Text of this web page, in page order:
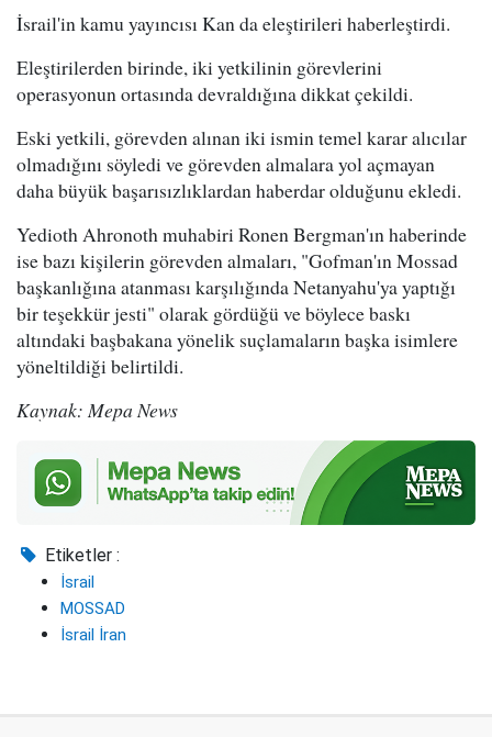
İsrail'in kamu yayıncısı Kan da eleştirileri haberleştirdi.
Eleştirilerden birinde, iki yetkilinin görevlerini
operasyonun ortasında devraldığına dikkat çekildi.
Eski yetkili, görevden alınan iki ismin temel karar alıcılar
olmadığını söyledi ve görevden almalara yol açmayan
daha büyük başarısızlıklardan haberdar olduğunu ekledi.
Yedioth Ahronoth muhabiri Ronen Bergman'ın haberinde
ise bazı kişilerin görevden almaları, "Gofman'ın Mossad
başkanlığına atanması karşılığında Netanyahu'ya yaptığı
bir teşekkür jesti" olarak gördüğü ve böylece baskı
altındaki başbakana yönelik suçlamaların başka isimlere
yöneltildiği belirtildi.
Kaynak: Mepa News
Etiketler :
İsrail
MOSSAD
İsrail İran